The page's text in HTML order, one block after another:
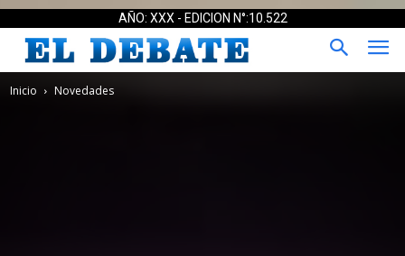
AÑO: XXX - EDICION N°:10.522
Inicio Novedades